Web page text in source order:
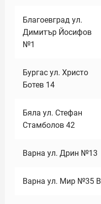
Благоевград ул.
Димитър Йосифов
№1
Бургас ул. Христо
Ботев 14
Бяла ул. Стефан
Стамболов 42
Варна ул. Дрин №13
Варна ул. Мир №35 В